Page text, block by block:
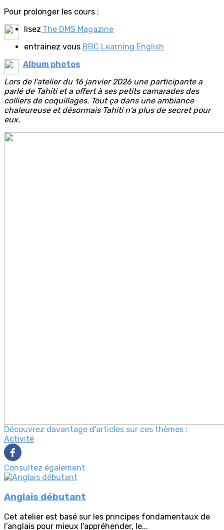
Pour prolonger les cours :
lisez The DMS Magazine
entrainez vous BBC Learning English
Album photos
Lors de l'atelier du 16 janvier 2026 une participante a
parlé de Tahiti et a offert à ses petits camarades des
colliers de coquillages. Tout ça dans une ambiance
chaleureuse et désormais Tahiti n'a plus de secret pour
eux.
Découvrez davantage d'articles sur ces thèmes :
Activité
Consultez également
Anglais débutant
Cet atelier est basé sur les principes fondamentaux de
l’anglais pour mieux l’appréhender, le...